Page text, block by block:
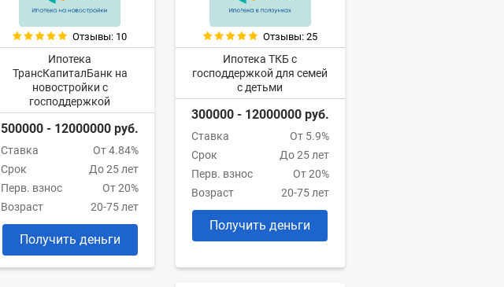
Отзывы: 10
Ипотека
ТрансКапиталБанк на
новостройки с
господдержкой
500000 - 12000000 руб.
Ставка
От 4.84%
Срок
До 25 лет
Перв. взнос
От 20%
Возраст
20-75 лет
Получить деньги
Отзывы: 25
Ипотека ТКБ с
господдержкой для семей
с детьми
300000 - 12000000 руб.
Ставка
От 5.9%
Срок
До 25 лет
Перв. взнос
От 20%
Возраст
20-75 лет
Получить деньги